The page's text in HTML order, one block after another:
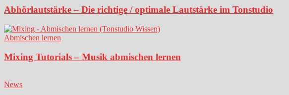
Abhörlautstärke – Die richtige / optimale Lautstärke im Tonstudio
Abmischen lernen
Mixing Tutorials – Musik abmischen lernen
News